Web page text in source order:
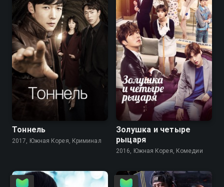
Тоннель
2017, Южная Корея, Криминал
7.4
Золушка и четыре
рыцаря
2016, Южная Корея, Комедии